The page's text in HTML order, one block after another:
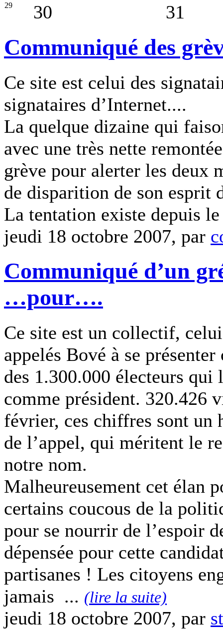
29 30 31
Communiqué des
Ce site est celui des
signataires d’Internet....
La quelque dizaine qui
avec une très nette
grève pour alerter les deux
de disparition de son esprit
La tentation existe depuis
jeudi 18 octobre 2007, par
Communiqué d’un
…pour….
Ce site est un collectif,
appelés Bové à se
des 1.300.000 électeurs
comme président. 320.426
février, ces chiffres sont un
de l’appel, qui méritent le
notre nom.
Malheureusement cet élan
certains coucous de la
pour se nourrir de l’espoir
dépensée pour cette
partisanes ! Les citoyens
jamais ... (lire la suite)
jeudi 18 octobre 2007, par